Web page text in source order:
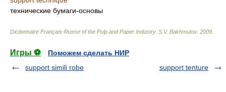
технические бумаги-основы
Dictionnaire Français-Russe of the Pulp and Paper Industry. S.V. Bakhmutov. 2009
Игры ⚽
Поможем сделать НИР
support simili robe
support tenture